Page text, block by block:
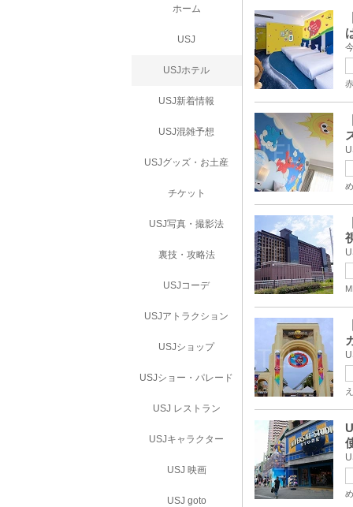
ホーム
USJ
USJホテル
USJ新着情報
USJ混雑予想
USJグッズ・お土産
チケット
USJ写真・撮影法
裏技・攻略法
USJコーデ
USJアトラクション
USJショップ
USJショー・パレード
USJ レストラン
USJキャラクター
USJ 映画
USJ goto